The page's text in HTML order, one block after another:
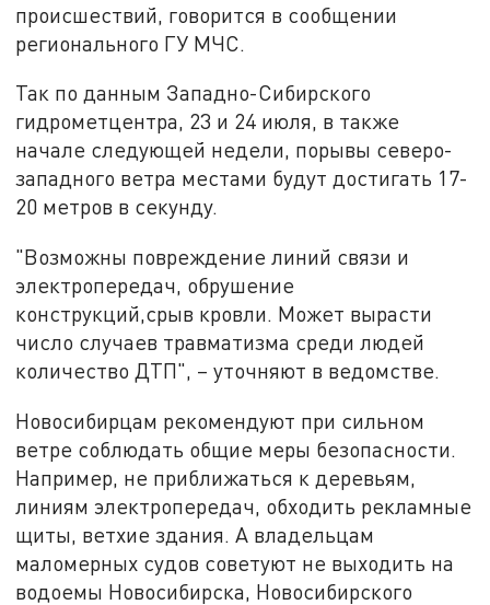
происшествий, говорится в сообщении
регионального ГУ МЧС.
Так по данным Западно-Сибирского
гидрометцентра, 23 и 24 июля, в также
начале следующей недели, порывы северо-
западного ветра местами будут достигать 17-
20 метров в секунду.
"Возможны повреждение линий связи и
электропередач, обрушение
конструкций,срыв кровли. Может вырасти
число случаев травматизма среди людей
количество ДТП", – уточняют в ведомстве.
Новосибирцам рекомендуют при сильном
ветре соблюдать общие меры безопасности.
Например, не приближаться к деревьям,
линиям электропередач, обходить рекламные
щиты, ветхие здания. А владельцам
маломерных судов советуют не выходить на
водоемы Новосибирска, Новосибирского